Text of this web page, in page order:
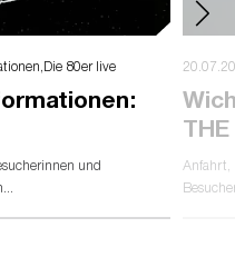
80er live
und
Anfahrt,